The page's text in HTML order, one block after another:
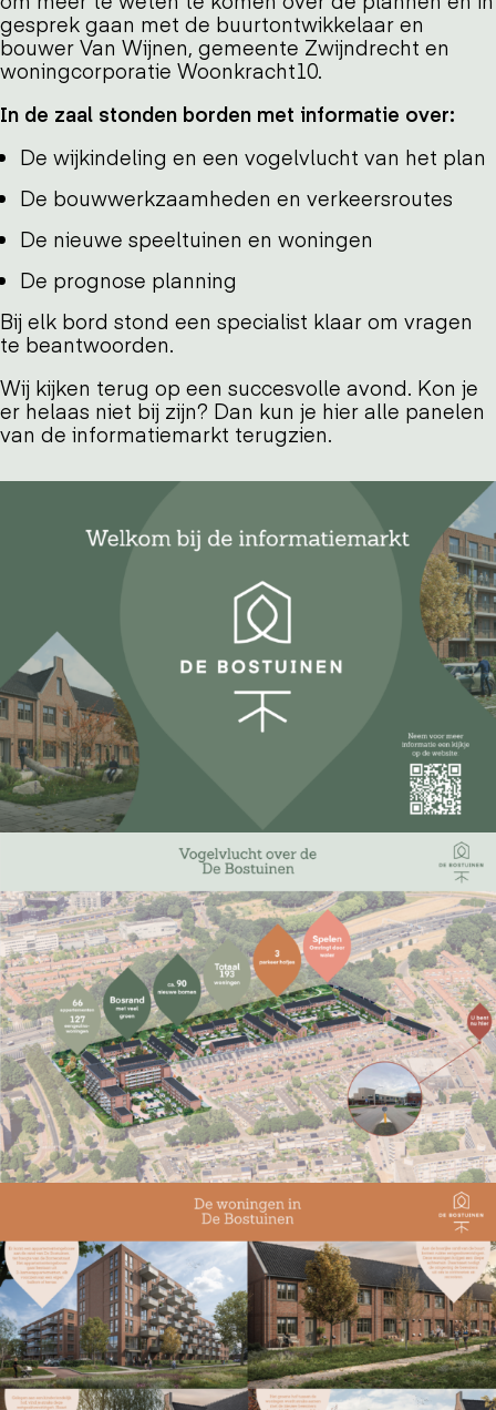
gesprek gaan met de buurtontwikkelaar en
bouwer Van Wijnen, gemeente Zwijndrecht en
woningcorporatie Woonkracht10.
In de zaal stonden borden met informatie over:
De wijkindeling en een vogelvlucht van het plan
De bouwwerkzaamheden en verkeersroutes
De nieuwe speeltuinen en woningen
De prognose planning
Bij elk bord stond een specialist klaar om vragen
te beantwoorden.
Wij kijken terug op een succesvolle avond. Kon je
er helaas niet bij zijn? Dan kun je hier alle panelen
van de informatiemarkt terugzien.